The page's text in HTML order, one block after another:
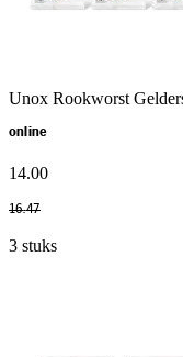
Unox Rookworst
online
14.00
16.47
3 stuks